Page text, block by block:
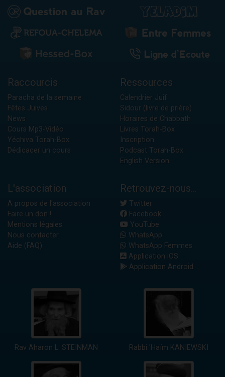
Raccourcis
Paracha de la semaine
Fêtes Juives
News
Cours Mp3-Vidéo
Yéchiva Torah-Box
Dédicacer un cours
Ressources
Calendrier Juif
Sidour (livre de prière)
Horaires de Chabbath
Livres Torah-Box
Inscription
Podcast Torah-Box
English Version
L'association
A propos de l'association
Faire un don !
Mentions légales
Nous contacter
Aide (FAQ)
Retrouvez-nous...
Twitter
Facebook
YouTube
WhatsApp
WhatsApp Femmes
Application iOS
Application Android
Rav Aharon L. STEINMAN Rabbi 'Haïm KANIEWSKI